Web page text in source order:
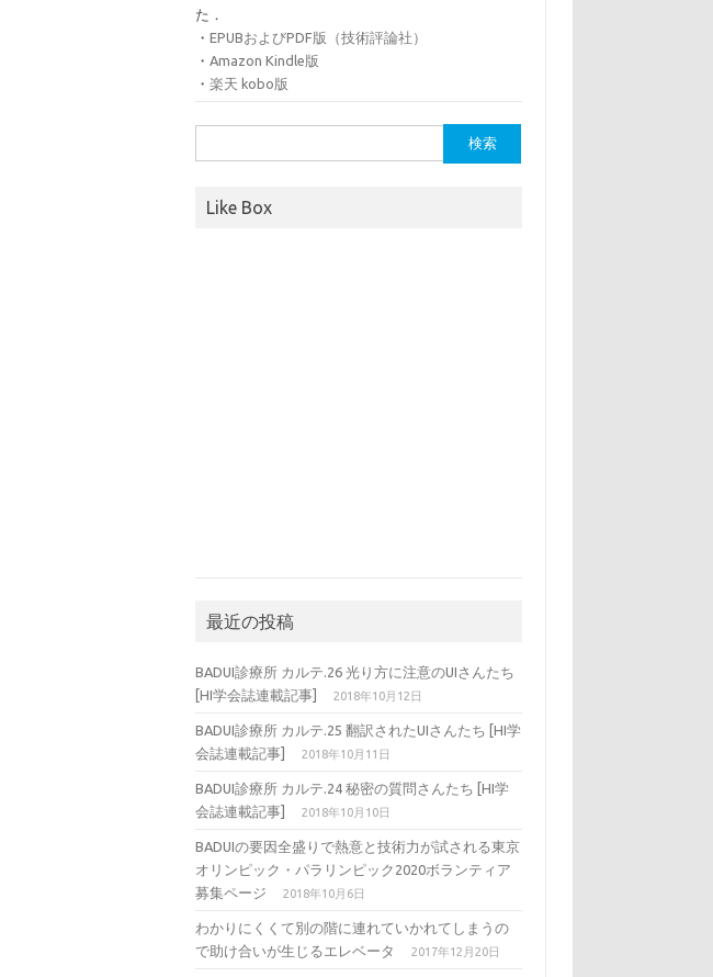
た．
・EPUBおよびPDF版（技術評論社）
・Amazon Kindle版
・楽天 kobo版
索:
Like Box
最近の投稿
BADUI診療所 カルテ.26 光り方に注意のUIさんたち
[HI学会誌連載記事]
2018年10月12日
BADUI診療所 カルテ.25 翻訳されたUIさんたち [HI学
会誌連載記事]
2018年10月11日
BADUI診療所 カルテ.24 秘密の質問さんたち [HI学
会誌連載記事]
2018年10月10日
BADUIの要因全盛りで熱意と技術力が試される東京
オリンピック・パラリンピック2020ボランティア
募集ページ
2018年10月6日
わかりにくくて別の階に連れていかれてしまうの
で助け合いが生じるエレベータ
2017年12月20日